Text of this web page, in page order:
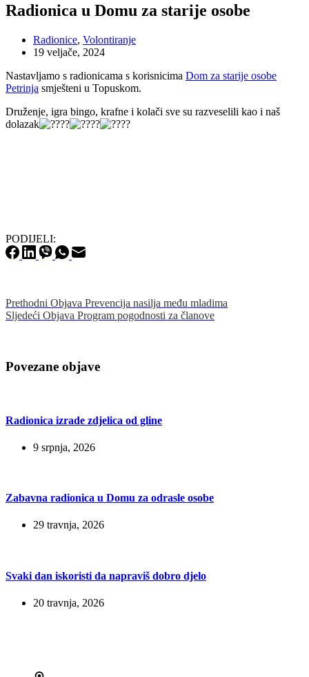
Radionica u Domu za starije osobe
Radionice, Volontiranje
19 veljače, 2024
Nastavljamo s radionicama s korisnicima Dom za starije osobe
Petrinja smješteni u Topuskom.
Druženje, igra bingo, krafne i kolači sve su razveselili kao i naš
dolazak
PODIJELI:
Prethodni Objava Prevencija nasilja među mladima
Sljedeći Objava Program pogodnosti za članove
Povezane objave
Radionica izrade zdjelica od gline
9 srpnja, 2026
Zabavna radionica u Domu za odrasle osobe
29 travnja, 2026
Svaki dan iskoristi da napraviš dobro djelo
20 travnja, 2026